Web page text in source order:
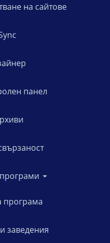
на сайтове
панел
програма
заведения